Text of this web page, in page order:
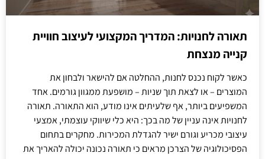
תאורה לחנויות: המדריך המקצועי לעיצוב חוויית
קנייה מנצחת
כאשר לקוח נכנס לחנות, ההחלטה אם להישאר ולבחון את
המוצרים – או לצאת תוך שניות – מושפעת ממגוון גורמים. אחד
המשפיעים ביותר, אף שלעיתים אינו מודע, הוא התאורה. תאורה
לחנויות אינה עניין של מה בכך: היא כלי שיווקי עוצמתי, אמצעי
עיצובי מכריע וגורם ישיר להגדלת המכירות. מחקרים בתחום
הפסיכולוגיה של הצרכן מראים כי תאורה נכונה יכולה להאריך את